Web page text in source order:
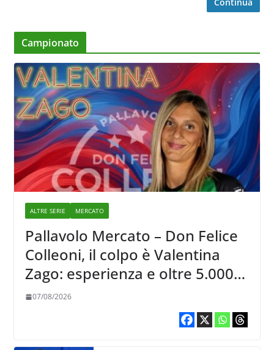
Campionato
ALTRE SERIE MERCATO
Pallavolo Mercato – Don Felice
Colleoni, il colpo è Valentina
Zago: esperienza e oltre 5.000
punti al servizio di Trescore
07/08/2026